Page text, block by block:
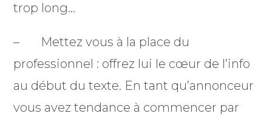
trop long…
– Mettez vous à la place du
professionnel : offrez lui le cœur de l’info
au début du texte. En tant qu’annonceur
vous avez tendance à commencer par